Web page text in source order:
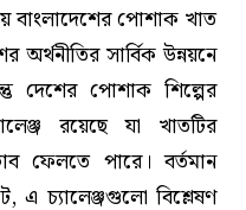
বাংলাদেশের পোশাক খাত
সার্বিক উন্নয়নে
দেশের পোশাক শিল্পের
রয়েছে যা খাতটির
ফেলতে পারে। বর্তমান
এ চ্যালেঞ্জগুলো বিশ্লেষণ